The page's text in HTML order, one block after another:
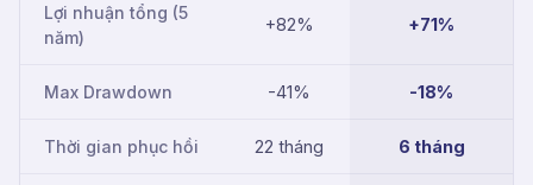
Lợi nhuận tổng (5
năm)
+82% +71%
Max Drawdown -41% -18%
Thời gian phục hồi 22 tháng 6 tháng